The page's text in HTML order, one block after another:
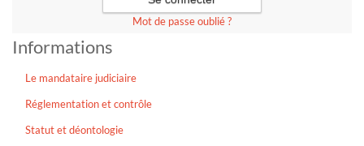
Mot de passe oublié ?
Informations
Le mandataire judiciaire
Réglementation et contrôle
Statut et déontologie